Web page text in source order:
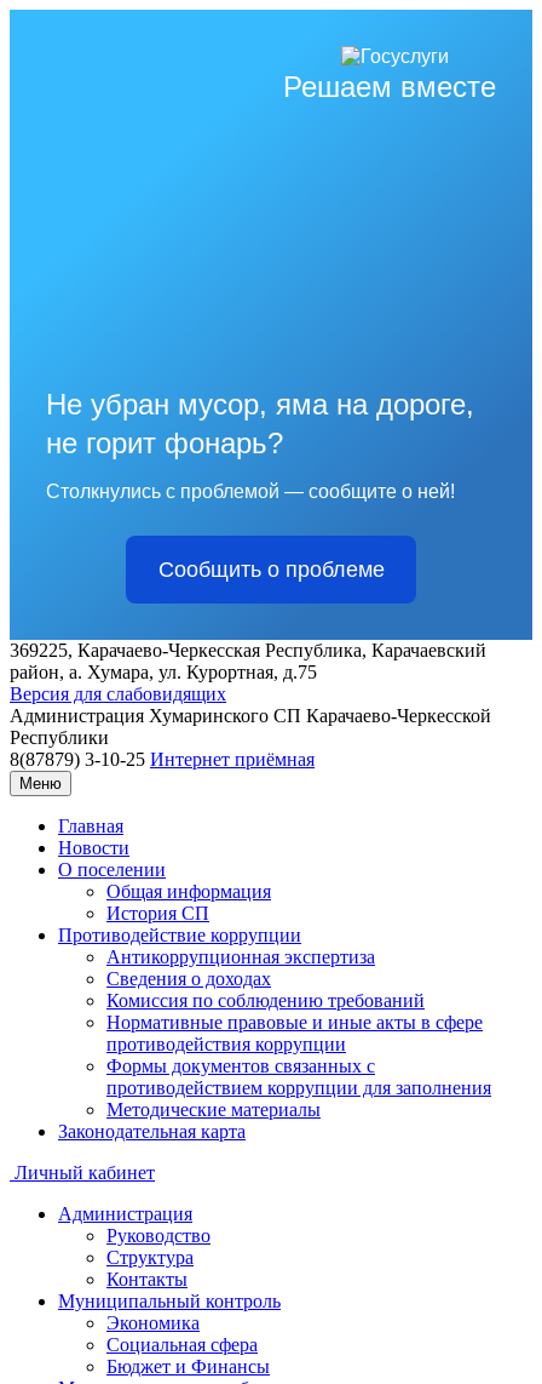
Решаем вместе
Не убран мусор, яма на дороге,
не горит фонарь?
Столкнулись с проблемой — сообщите о ней!
Сообщить о проблеме
369225, Карачаево-Черкесская Республика, Карачаевский
район, а. Хумара, ул. Курортная, д.75
Версия для слабовидящих
Администрация Хумаринского СП Карачаево-Черкесской
Республики
8(87879) 3-10-25 Интернет приёмная
Меню
Главная
Новости
О поселении
Общая информация
История СП
Противодействие коррупции
Антикоррупционная экспертиза
Сведения о доходах
Комиссия по соблюдению требований
Нормативные правовые и иные акты в сфере
противодействия коррупции
Формы документов связанных с
противодействием коррупции для заполнения
Методические материалы
Законодательная карта
Личный кабинет
Администрация
Руководство
Структура
Контакты
Муниципальный контроль
Экономика
Социальная сфера
Бюджет и Финансы